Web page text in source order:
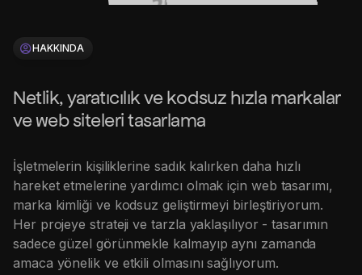
HAKKINDA
Netlik, yaratıcılık ve kodsuz hızla markalar
ve web siteleri tasarlama
İşletmelerin kişiliklerine sadık kalırken daha hızlı
hareket etmelerine yardımcı olmak için web tasarımı,
marka kimliği ve kodsuz geliştirmeyi birleştiriyorum.
Her projeye strateji ve tarzla yaklaşılıyor - tasarımın
sadece güzel görünmekle kalmayıp aynı zamanda
amaca yönelik ve etkili olmasını sağlıyorum.